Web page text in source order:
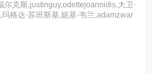
尔克斯,justinguy,odettejoannidis,大卫·
,玛格达·苏班斯基,妮基·韦兰,adamzwar